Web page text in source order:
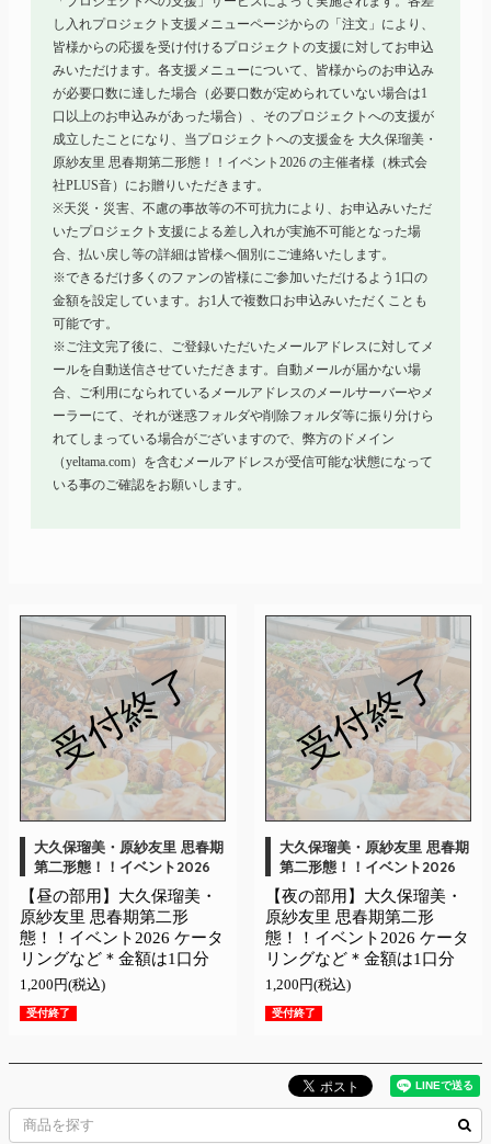
し入れプロジェクト支援メニューページからの「注文」により、
皆様からの応援を受け付けるプロジェクトの支援に対してお申込
みいただけます。各支援メニューについて、皆様からのお申込み
が必要口数に達した場合（必要口数が定められていない場合は1
口以上のお申込みがあった場合）、そのプロジェクトへの支援が
成立したことになり、当プロジェクトへの支援金を 大久保瑠美 ・
原紗友里 思春期第二形態！！ イベント2026 の主催者様（株式会
社PLUS音）にお贈りいただきます。
※天災・災害、不慮の事故等の不可抗力により、お申込みいただ
いたプロジェクト支援による差し入れが実施不可能となった場
合、払い戻し等の詳細は皆様へ個別にご連絡いたします。
※できるだけ多くのファンの皆様にご参加いただけるよう1口の
金額を設定しています。お1人で複数口お申込みいただくことも
可能です。
※ご注文完了後に、ご登録いただいたメールアドレスに対してメ
ールを自動送信させていただきます。自動メールが届かない場
合、ご利用になられているメールアドレスのメールサーバーやメ
ーラーにて、それが迷惑フォルダや削除フォルダ等に振り分けら
れてしまっている場合がございますので、弊方のドメイン
（yeltama.com）を含むメールアドレスが受信可能な状態になって
いる事のご確認をお願いします。
受付終了
大久保瑠美・原紗友里 思春期
第二形態！！イベント2026
【昼の部用】大久保瑠美・
原紗友里 思春期第二形
態！！イベント2026 ケータ
リングなど＊金額は1口分
1,200円(税込)
受付終了
受付終了
大久保瑠美・原紗友里 思春期
第二形態！！イベント2026
【夜の部用】大久保瑠美・
原紗友里 思春期第二形
態！！イベント2026 ケータ
リングなど＊金額は1口分
1,200円(税込)
受付終了